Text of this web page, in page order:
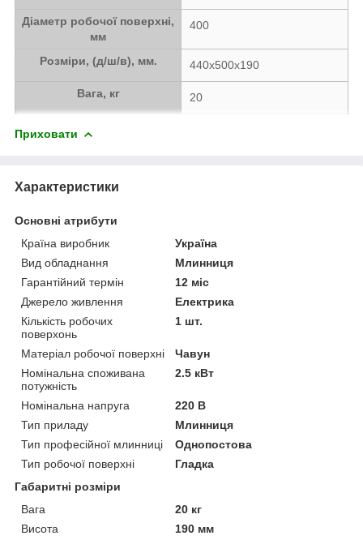
Діаметр робочої поверхні,
мм
400
Розміри, (д/ш/в), мм. 440х500х190
Вага, кг 20
Приховати
Характеристики
Основні атрибути
Країна виробник
Україна
Вид обладнання
Млинниця
Гарантійний термін
12 міс
Джерело живлення
Електрика
Кількість робочих
поверхонь
1 шт.
Матеріал робочої поверхні
Чавун
Номінальна споживана
потужність
2.5 кВт
Номінальна напруга
220 В
Тип приладу
Млинниця
Тип професійної млинниці
Однопостова
Тип робочої поверхні
Гладка
Габаритні розміри
Вага
20 кг
Висота
190 мм